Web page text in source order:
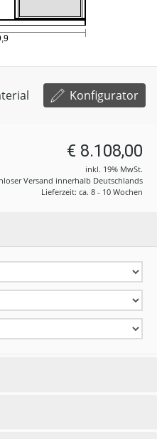
Konfigurator
€ 8.108,00
inkl. 19% MwSt.
Versand innerhalb Deutschlands
Lieferzeit: ca. 8 - 10 Wochen